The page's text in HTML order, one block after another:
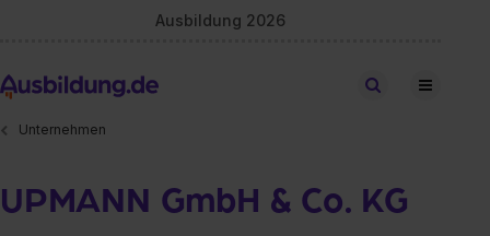
Ausbildung 2026
Stellen finden
Unternehmen
UPMANN GmbH & Co. KG